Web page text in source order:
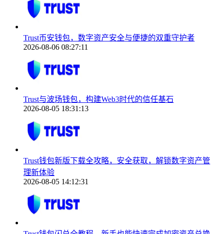
Trust币安钱包，数字资产安全与便捷的双重守护者
2026-08-06 08:27:11
Trust与波场钱包，构建Web3时代的信任基石
2026-08-05 18:31:13
Trust钱包新版下载全攻略，安全获取，解锁数字资产管
理新体验
2026-08-05 14:12:31